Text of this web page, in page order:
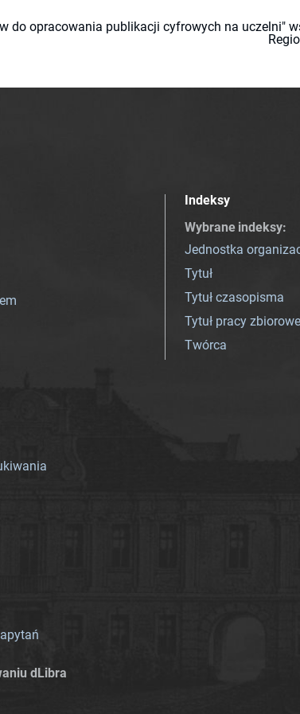
do opracowania publikacji cyfrowych na uczelni"
Indeksy
Wybrane indeksy:
Jednostka
Tytuł
Tytuł czasopisma
Tytuł pracy
Twórca
dLibra